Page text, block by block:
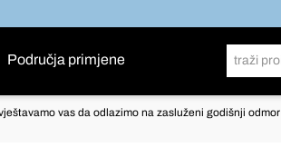
Područja primjene
vas da odlazimo na zasluženi godišnji odmor